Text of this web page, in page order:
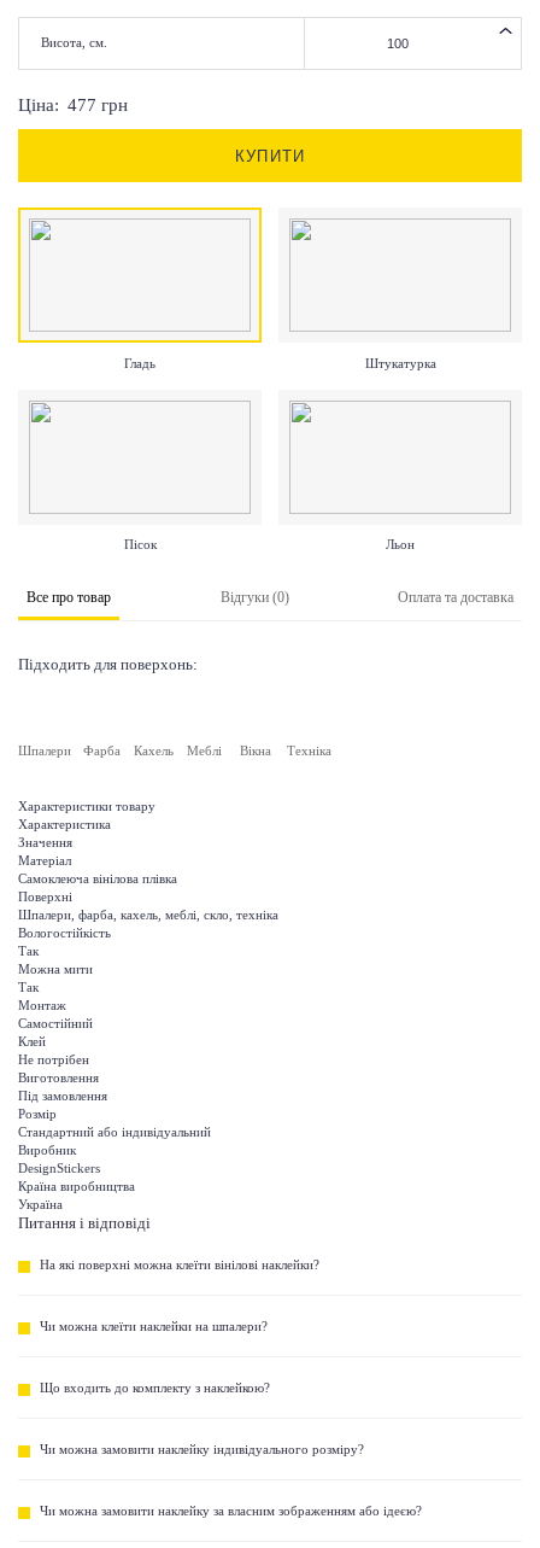
Висота, см.
Ціна: 477 грн
КУПИТИ
Гладь Штукатурка
Пісок Льон
Все про товар Відгуки (0) Оплата та доставка
Підходить для поверхонь:
Шпалери Фарба Кахель Меблі Вікна Техніка
Характеристики товару
Характеристика
Значення
Матеріал
Самоклеюча вінілова плівка
Поверхні
Шпалери, фарба, кахель, меблі, скло, техніка
Вологостійкість
Так
Можна мити
Так
Монтаж
Самостійний
Клей
Не потрібен
Виготовлення
Під замовлення
Розмір
Стандартний або індивідуальний
Виробник
DesignStickers
Країна виробництва
Україна
Питання і відповіді
На які поверхні можна клеїти вінілові наклейки?
Чи можна клеїти наклейки на шпалери?
Що входить до комплекту з наклейкою?
Чи можна замовити наклейку індивідуального розміру?
Чи можна замовити наклейку за власним зображенням або ідеєю?